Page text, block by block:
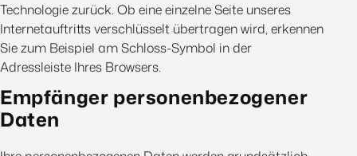
Technologie zurück. Ob eine einzelne Seite unseres
Internetauftritts verschlüsselt übertragen wird, erkennen
Sie zum Beispiel am Schloss-Symbol in der
Adressleiste Ihres Browsers.
Empfänger personenbezogener
Daten